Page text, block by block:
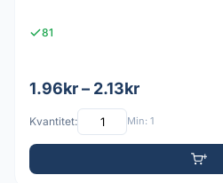
81
1.96kr – 2.13kr
Kvantitet: Min: 1